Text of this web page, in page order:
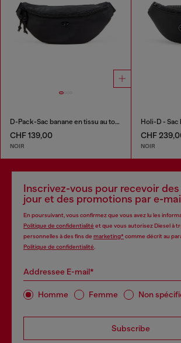
D-Pack-Sac banane en tissu au toucher satiné
CHF 139,00
NOIR
CHF
NOIR
Inscrivez-vous pour recevoir des
jour et des promotions par e-
En poursuivant, vous confirmez que vous avez lu les
Politique de confidentialité et que vous autorisez Diesel à
personnelles à des fins de marketing*comme décrit au
Politique de confidentialité
Addressee E-mail*
Homme Femme Non
Subscribe